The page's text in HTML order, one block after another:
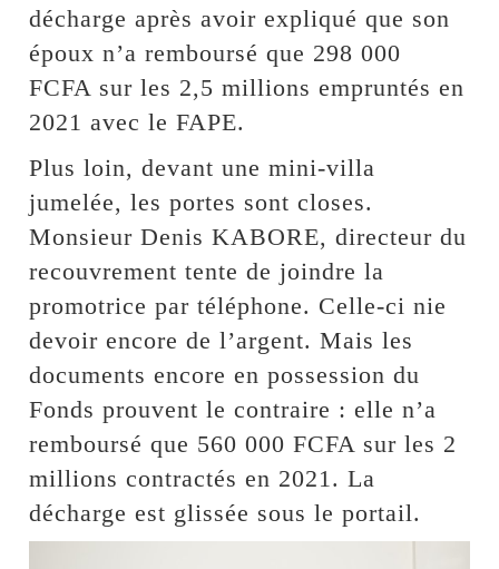
décharge après avoir expliqué que son
époux n’a remboursé que 298 000
FCFA sur les 2,5 millions empruntés en
2021 avec le FAPE.
Plus loin, devant une mini-villa
jumelée, les portes sont closes.
Monsieur Denis KABORE, directeur du
recouvrement tente de joindre la
promotrice par téléphone. Celle-ci nie
devoir encore de l’argent. Mais les
documents encore en possession du
Fonds prouvent le contraire : elle n’a
remboursé que 560 000 FCFA sur les 2
millions contractés en 2021. La
décharge est glissée sous le portail.